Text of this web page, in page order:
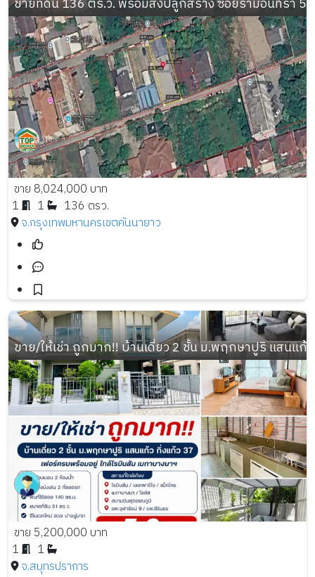
ขาย 8,024,000 บาท
1
1
136 ตรว.
จ.กรุงเทพมหานครเขตคันนายาว
ขาย/ให้เช่า ถูกมาก!! บ้านเดี่ยว 2 ชั้น ม.พฤกษาปูริ แสนแ
ขาย 5,200,000 บาท
1
1
จ.สมุทรปราการ